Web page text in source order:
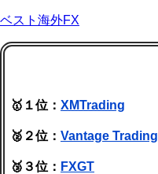
ベスト海外FX
🥇１位： XMTrading
🥈２位： Vantage Trading
🥉３位： FXGT